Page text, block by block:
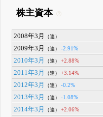
株主資本
2008年3月 （連）
2009年3月
（連） -2.91%
2010年3月
（連） +2.88%
2011年3月
（連） +3.14%
2012年3月
（連） -0.2%
2013年3月
（連） -1.08%
2014年3月
（連） +2.06%